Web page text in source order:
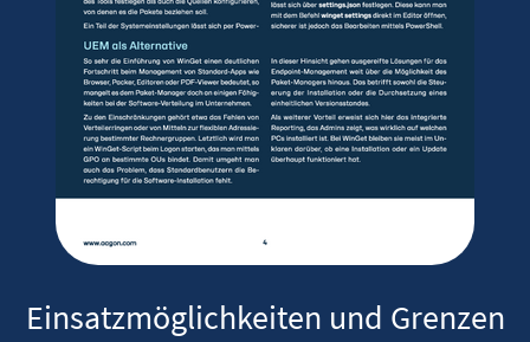
Einsatzmöglichkeiten und Grenzen